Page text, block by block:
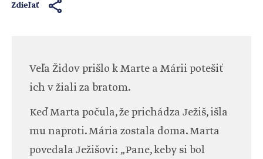
Zdieľať
Veľa Židov prišlo k Marte a Márii potešiť
ich v žiali za bratom.
Keď Marta počula, že prichádza Ježiš, išla
mu naproti. Mária zostala doma. Marta
povedala Ježišovi: „Pane, keby si bol